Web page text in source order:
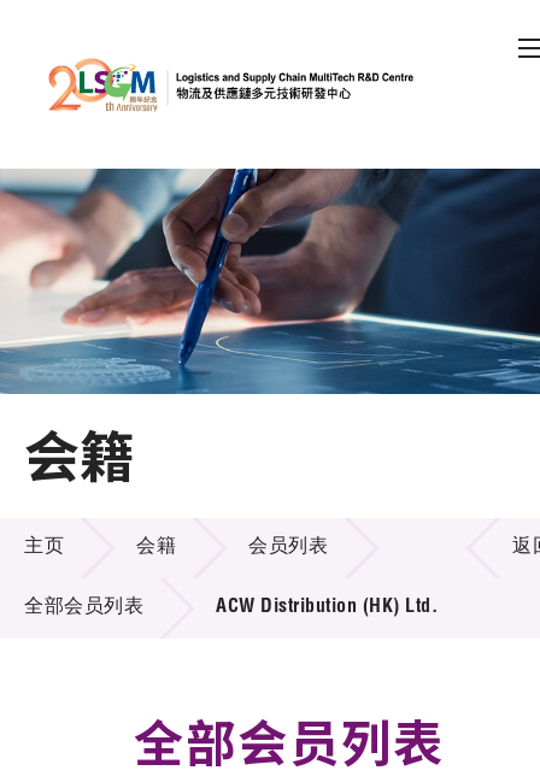
跳到内容（按回车键）
会员登录
A A A EN
主页
技术商品化
活动及消息
科技分享
会籍
会籍
主页 会籍 会员列表
全部会员列表 ACW Distribution (HK) Ltd.
返
全部会员列表